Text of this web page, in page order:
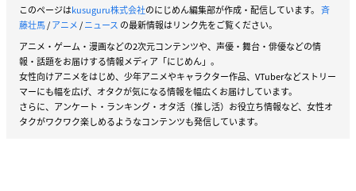
このページはkusuguru株式会社のにじめん編集部が作成・配信しています。 斉
藤壮馬/アニメ/ニュース の最新情報はリンク先をご覧ください。
アニメ・ゲーム・漫画などの2次元コンテンツや、声優・舞台・俳優などの情
報・話題をお届けする情報メディア「にじめん」。
女性向けアニメをはじめ、少年アニメやキャラクター作品、VTuberなどストリー
マーにも幅を広げ、オタクが気になる情報を幅広くお届けしています。
さらに、アンケート・ランキング・オタ活（推し活）お役立ち情報など、女性オ
タクがワクワク楽しめるようなコンテンツも発信しています。